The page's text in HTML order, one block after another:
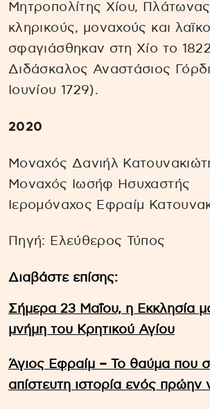
Μητροπολίτης Χίου,
κληρικούς, μοναχούς και
σφαγιάσθηκαν στη Χίο το
Διδάσκαλος Αναστάσιος
Ιουνίου 1729).
2020
Μοναχός Δανιήλ
Μοναχός Ιωσήφ Ησυχαστής
Ιερομόναχος Εφραίμ
Πηγή: Ελεύθερος Τύπος
Διαβάστε επίσης:
Σήμερα 23 Μαΐου, η Εκκλησία
μνήμη του Κρητικού Αγίου
Άγιος Εφραίμ – Το θαύμα που
απίστευτη ιστορία ενός πρώην